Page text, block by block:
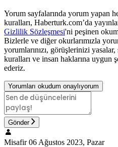
Yorum sayfalarında yorum yapan
kuralları, Haberturk.com’da
Gizlilik Sözleşmesi'ni peşinen
Bizlerle ve diğer okurlarımızla
yorumlarınızı, görüşlerinizi
kuralları ve insan haklarına uygun
ederiz.
Yorumları okudum onaylıyorum
Gönder
Misafir 06 Ağustos 2023, Pazar